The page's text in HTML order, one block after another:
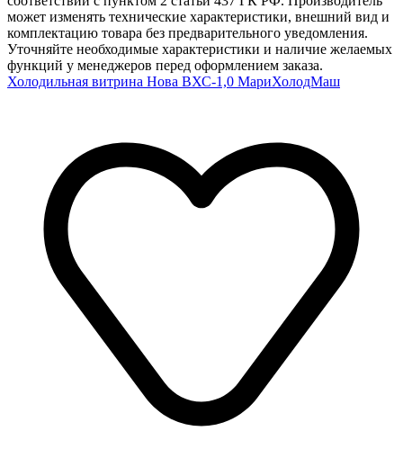
может изменять технические характеристики, внешний вид и
комплектацию товара без предварительного уведомления.
Уточняйте необходимые характеристики и наличие желаемых
функций у менеджеров перед оформлением заказа.
Холодильная витрина Нова ВХС-1,0 МариХолодМаш